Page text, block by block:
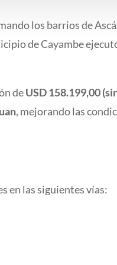
los barrios de
de Cayambe
deUSD 158.199,00
, mejorando las
en las siguientes vías: